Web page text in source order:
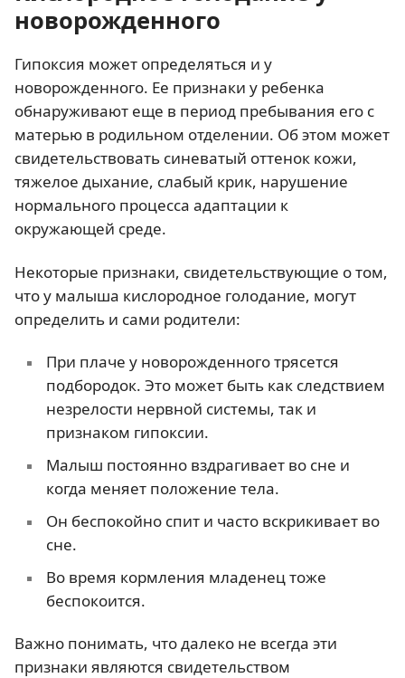
новорожденного
Гипоксия может определяться и у
новорожденного. Ее признаки у ребенка
обнаруживают еще в период пребывания его с
матерью в родильном отделении. Об этом может
свидетельствовать синеватый оттенок кожи,
тяжелое дыхание, слабый крик, нарушение
нормального процесса адаптации к
окружающей среде.
Некоторые признаки, свидетельствующие о том,
что у малыша кислородное голодание, могут
определить и сами родители:
При плаче у новорожденного трясется
подбородок. Это может быть как следствием
незрелости нервной системы, так и
признаком гипоксии.
Малыш постоянно вздрагивает во сне и
когда меняет положение тела.
Он беспокойно спит и часто вскрикивает во
сне.
Во время кормления младенец тоже
беспокоится.
Важно понимать, что далеко не всегда эти
признаки являются свидетельством